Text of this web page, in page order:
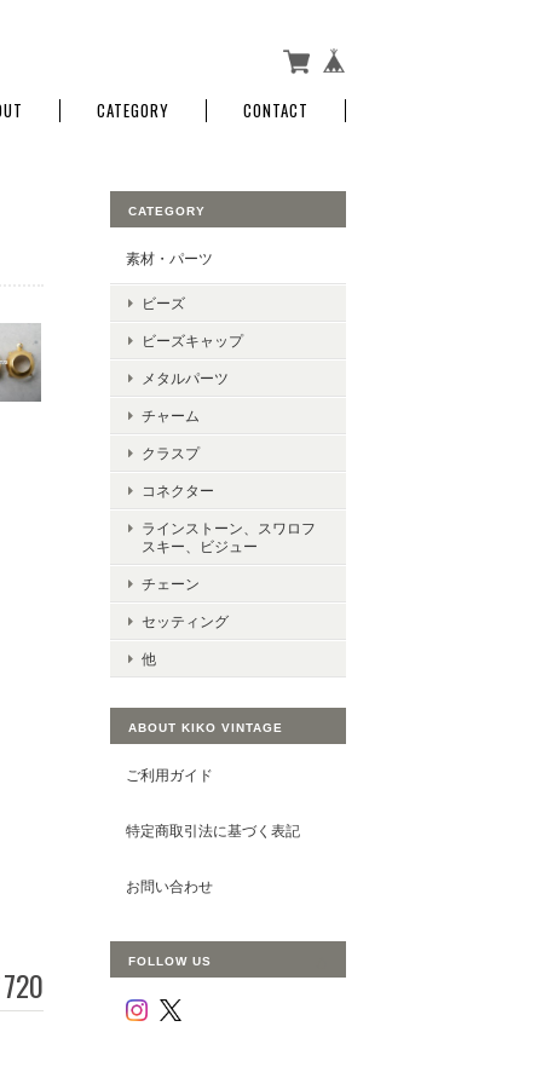
CATEGORY CONTACT
720
CATEGORY
素材・パーツ
ビーズ
ビーズキャップ
メタルパーツ
チャーム
クラスプ
コネクター
ラインストーン、スワロフ
スキー、ビジュー
チェーン
セッティング
他
ABOUT KIKO VINTAGE
ご利用ガイド
特定商取引法に基づく表記
お問い合わせ
FOLLOW US